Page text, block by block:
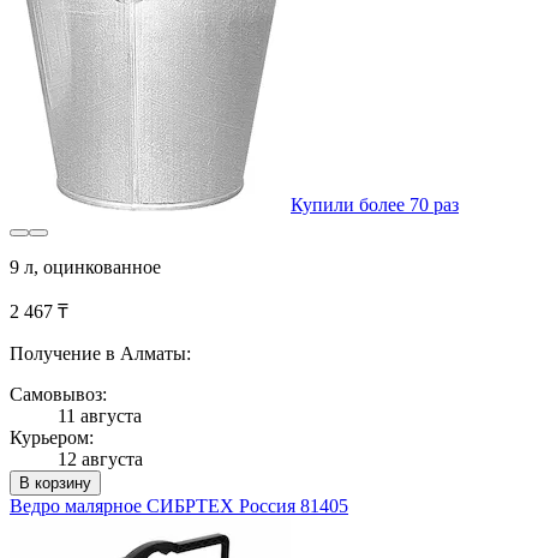
Купили более 70 раз
9 л, оцинкованное
2 467 ₸
Получение в Алматы:
Самовывоз:
11 августа
Курьером:
12 августа
В корзину
Ведро малярное СИБРТЕХ Россия 81405